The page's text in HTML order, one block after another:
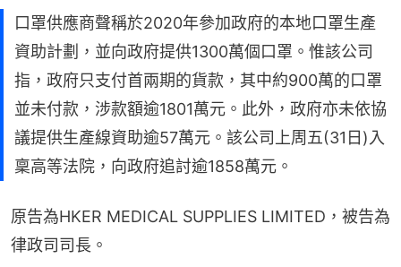
口罩供應商聲稱於2020年參加政府的本地口罩生產
資助計劃，並向政府提供1300萬個口罩。惟該公司
指，政府只支付首兩期的貨款，其中約900萬的口罩
並未付款，涉款額逾1801萬元。此外，政府亦未依協
議提供生產線資助逾57萬元。該公司上周五(31日)入
稟高等法院，向政府追討逾1858萬元。
原告為HKER MEDICAL SUPPLIES LIMITED，被告為
律政司司長。